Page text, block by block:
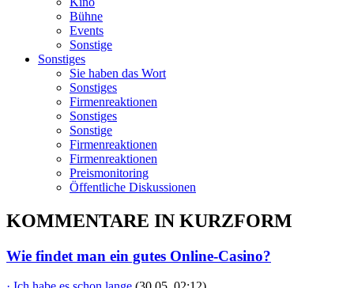
Bühne
Events
Sonstige
Sonstiges
Sie haben das Wort
Sonstiges
Firmenreaktionen
Sonstiges
Sonstige
Firmenreaktionen
Firmenreaktionen
Preismonitoring
Öffentliche Diskussionen
KOMMENTARE IN KURZFORM
Wie findet man ein gutes Online-Casino?